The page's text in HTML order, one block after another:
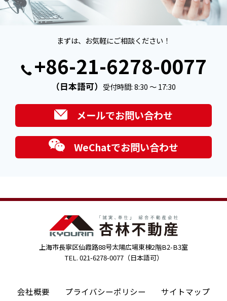
まずは、お気軽にご相談ください！
+86-21-6278-0077
（日本語可） 受付時間: 8:30 ～ 17:30
メールでお問い合わせ
WeChatでお問い合わせ
上海市長寧区仙霞路88号太陽広場東棟2階B2-B3室
TEL. 021-6278-0077（日本語可）
会社概要 プライバシーポリシー サイトマップ